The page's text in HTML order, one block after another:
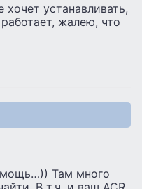
устанавливать,
жалею, что
Там много